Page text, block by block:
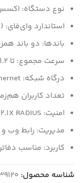
نوع دستگاه:
استاندارد وای‌فای: Wi‑Fi 5 (802.11ac / 802.11n)
باندها: دو باند همزمان 2.4 و 5
سرعت مجموع: تا 1.2 Gbps (867+300 Mbps)
درگاه شبکه: Gigabit Ethernet با پشتیبانی از PoE
تعداد کاربران هم‌زمان: تا
امنیت: WPA2، 802.1X RADIUS، شبکه مهمان
مدیریت: رابط وب و Single Point Setup
کاربرد: مناسب
شناسه محصول: